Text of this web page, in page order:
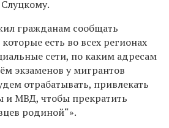
гражданам сообщать
есть во всех регионах
сети, по каким адресам
экзаменов у мигрантов
отрабатывать, привлекать
и МВД, чтобы прекратить
родиной“».